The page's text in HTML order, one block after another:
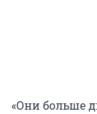
«Они больше